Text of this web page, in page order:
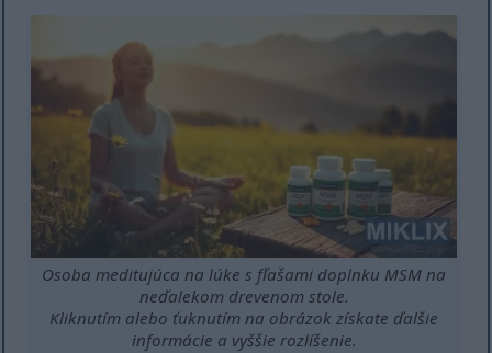
Osoba meditujúca na lúke s fľašami doplnku MSM na
neďalekom drevenom stole.
Kliknutím alebo ťuknutím na obrázok získate ďalšie
informácie a vyššie rozlíšenie.